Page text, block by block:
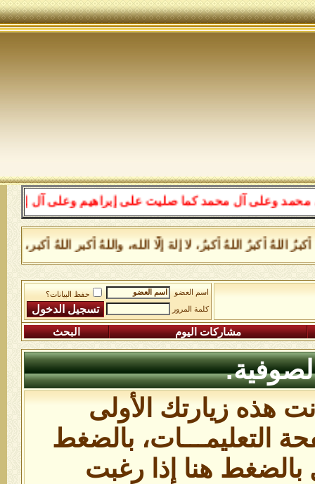
محمد كما صليت على إبراهيم وعلى آل إبراهيم إنك
أكبرُ اللهُ أكبرُ، لا إلهَ إلَّا الله، واللهُ أكبر اللهُ أكبر،
اسم العضو
حفظ البيانات؟
كلمة المرور
مشاركات اليوم البحث
هذه زيارتك الأولى
التعليمـــات، بالضغط
بالضغط هنا إذا رغبت